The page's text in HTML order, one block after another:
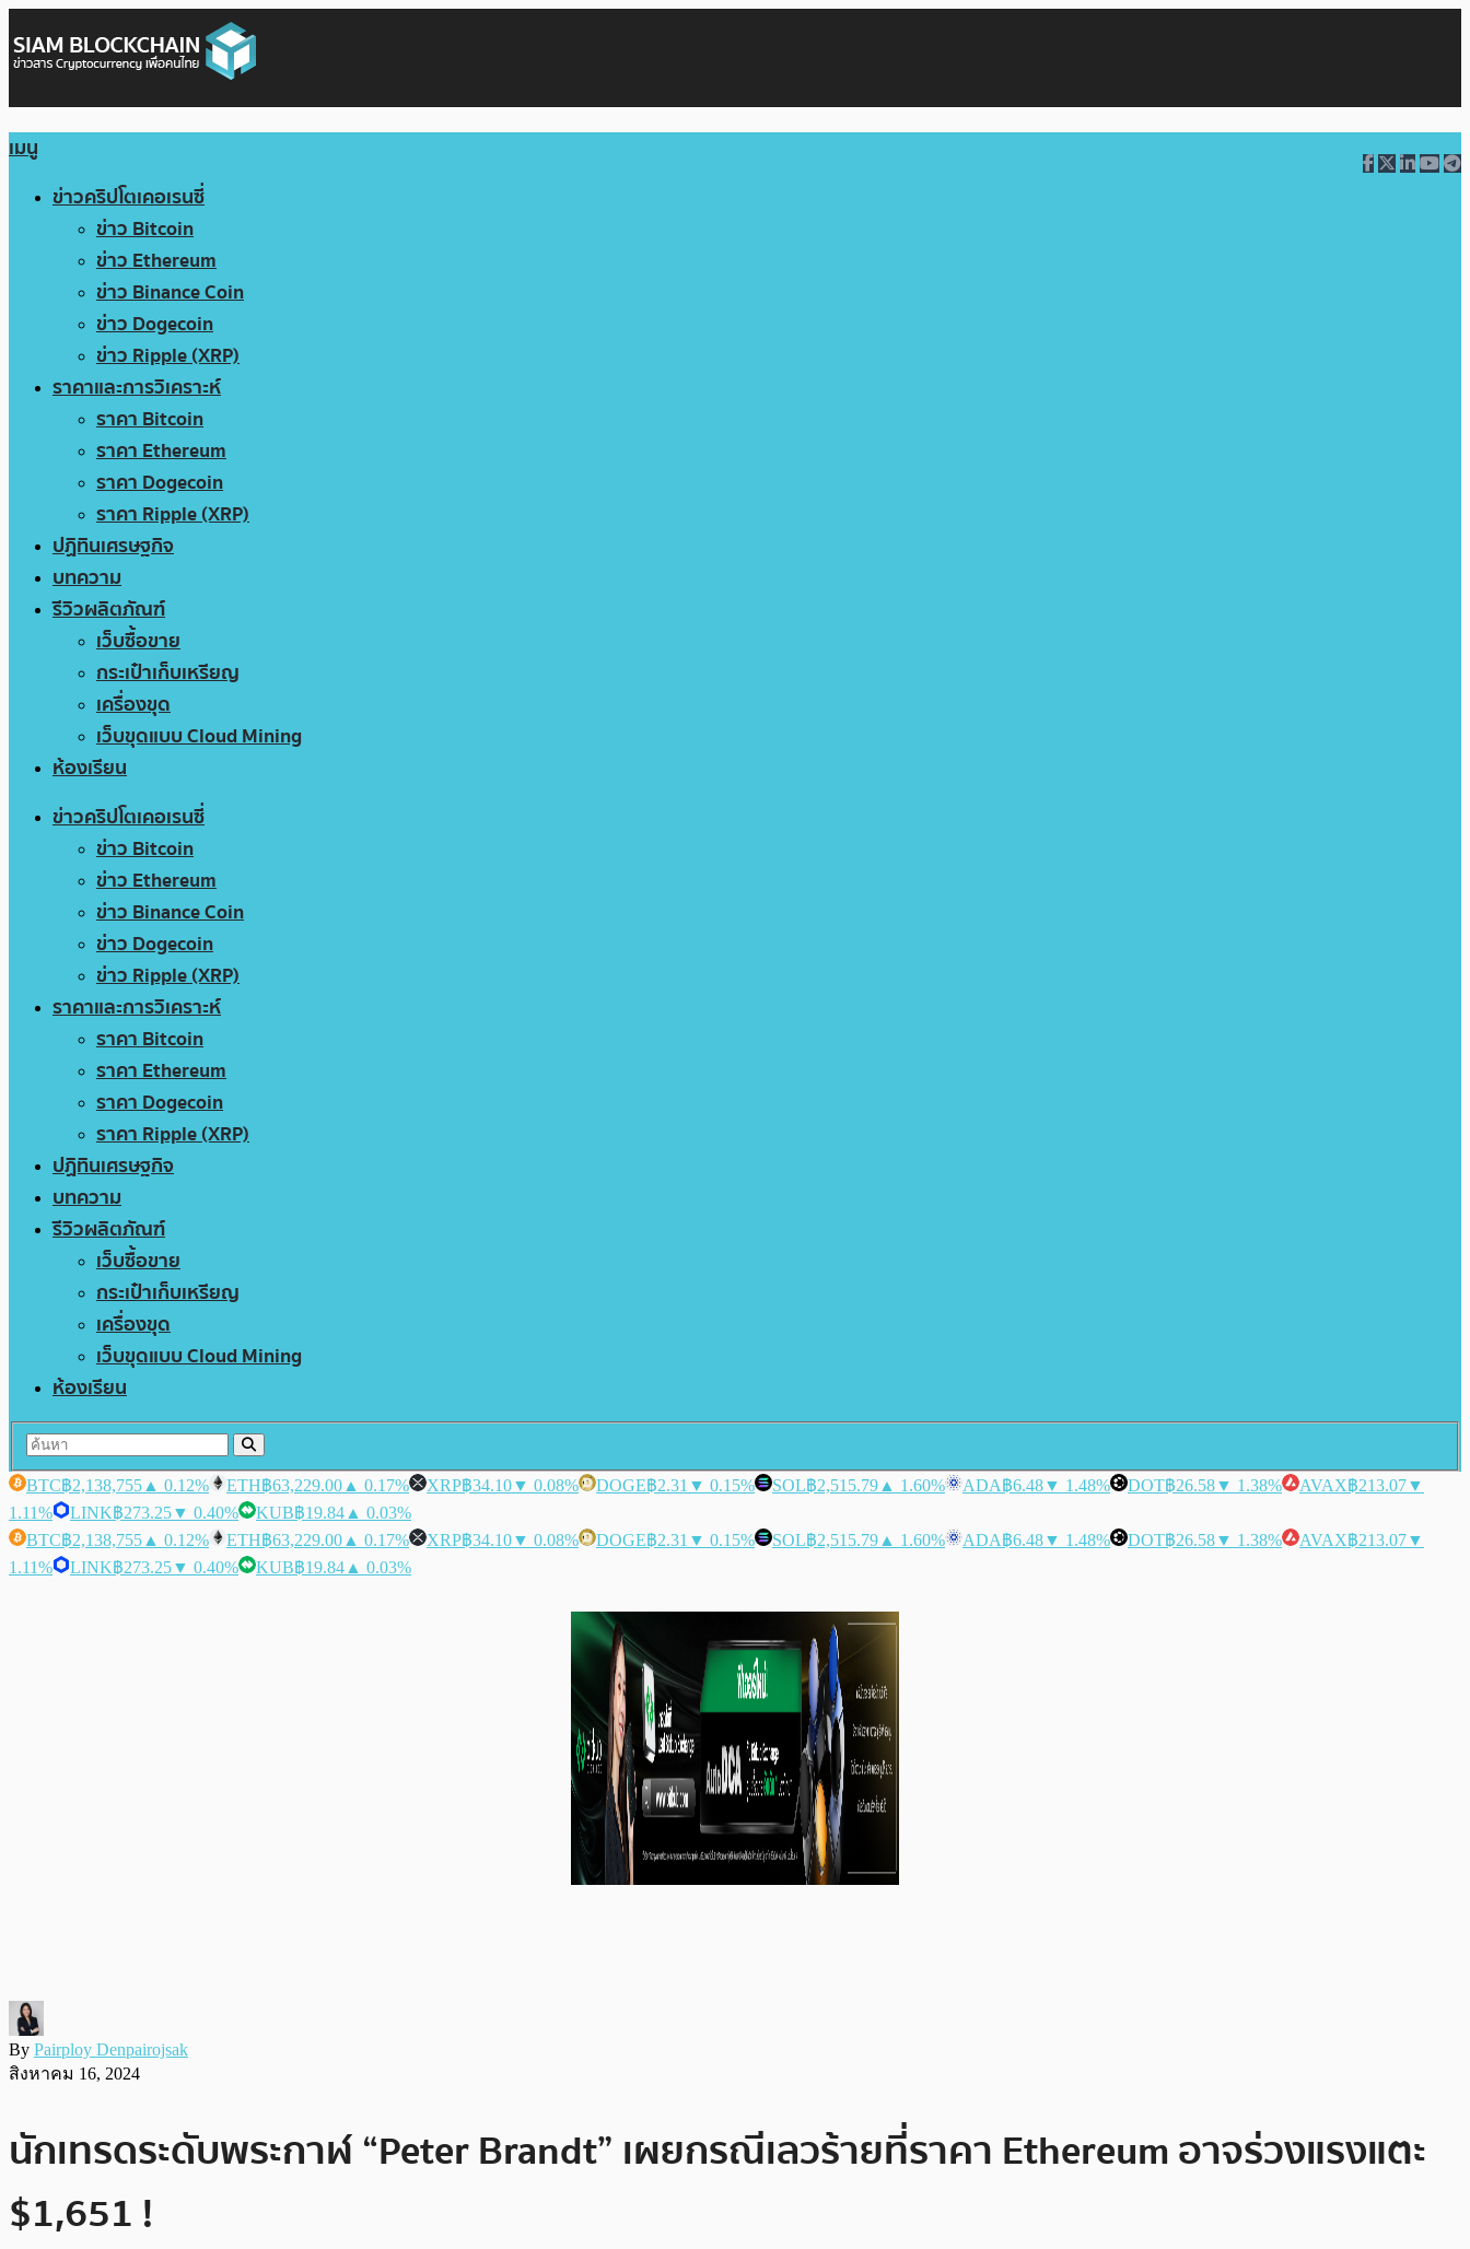
เมนู
ข่าวคริปโตเคอเรนซี่
ข่าว Bitcoin
ข่าว Ethereum
ข่าว Binance Coin
ข่าว Dogecoin
ข่าว Ripple (XRP)
ราคาและการวิเคราะห์
ราคา Bitcoin
ราคา Ethereum
ราคา Dogecoin
ราคา Ripple (XRP)
ปฏิทินเศรษฐกิจ
บทความ
รีวิวผลิตภัณฑ์
เว็บซื้อขาย
กระเป๋าเก็บเหรียญ
เครื่องขุด
เว็บขุดแบบ Cloud Mining
ห้องเรียน
ข่าวคริปโตเคอเรนซี่
ข่าว Bitcoin
ข่าว Ethereum
ข่าว Binance Coin
ข่าว Dogecoin
ข่าว Ripple (XRP)
ราคาและการวิเคราะห์
ราคา Bitcoin
ราคา Ethereum
ราคา Dogecoin
ราคา Ripple (XRP)
ปฏิทินเศรษฐกิจ
บทความ
รีวิวผลิตภัณฑ์
เว็บซื้อขาย
กระเป๋าเก็บเหรียญ
เครื่องขุด
เว็บขุดแบบ Cloud Mining
ห้องเรียน
BTC฿2,138,755 ▲ 0.12% ETH฿63,229.00 ▲ 0.17% XRP฿34.10▼ 0.08% DOGE฿2.31 ▼ 0.15% SOL฿2,515.79 ▲ 1.60% ADA฿6.48▼ 1.48% DOT฿26.58▼ 1.38% AVAX฿213.07▼
1.11%
LINK฿273.25▼ 0.40% KUB฿19.84 ▲ 0.03%
BTC฿2,138,755 ▲ 0.12% ETH฿63,229.00 ▲ 0.17% XRP฿34.10▼ 0.08% DOGE฿2.31 ▼ 0.15% SOL฿2,515.79 ▲ 1.60% ADA฿6.48▼ 1.48% DOT฿26.58▼ 1.38% AVAX฿213.07▼
1.11%
LINK฿273.25▼ 0.40% KUB฿19.84 ▲ 0.03%
By Pairploy Denpairojsak
สิงหาคม 16, 2024
นักเทรดระดับพระกาฬ “Peter Brandt” เผยกรณีเลวร้ายที่ราคา Ethereum อาจร่วงแรงแตะ
$1,651 !